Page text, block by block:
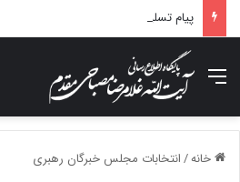
منو
خانه/انتخابات مجلس خبرگان رهبری